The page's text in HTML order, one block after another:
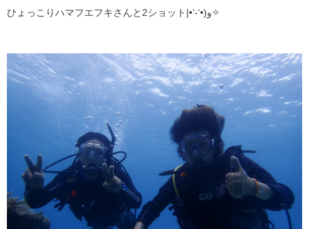
ひょっこりハマフエフキさんと2ショット|•’-‘•)و✧